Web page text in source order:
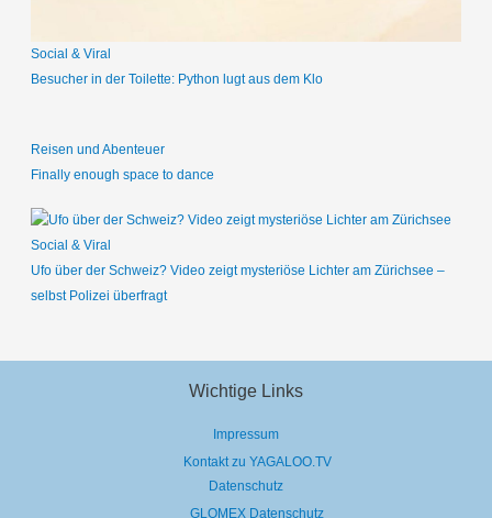
Social & Viral
Besucher in der Toilette: Python lugt aus dem Klo
Reisen und Abenteuer
Finally enough space to dance
Social & Viral
Ufo über der Schweiz? Video zeigt mysteriöse Lichter am Zürichsee –
selbst Polizei überfragt
Wichtige Links
Impressum
Kontakt zu YAGALOO.TV
Datenschutz
GLOMEX Datenschutz